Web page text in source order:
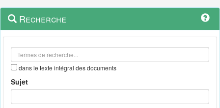
Navigation
outils
Menu
contextuel
Recherche
dans le texte intégral des documents
Sujet